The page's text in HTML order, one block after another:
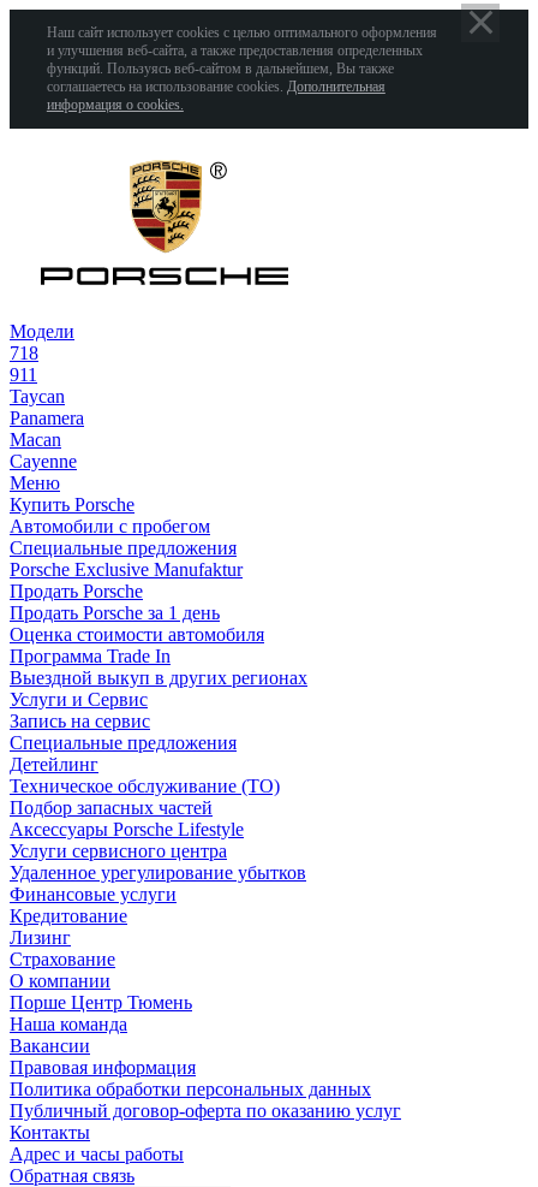
Наш сайт использует cookies с целью оптимального оформления
и улучшения веб-сайта, а также предоставления определенных
функций. Пользуясь веб-сайтом в дальнейшем, Вы также
соглашаетесь на использование cookies. Дополнительная
информация о cookies.
Модели
718
911
Taycan
Panamera
Macan
Cayenne
Меню
Купить Porsche
Автомобили с пробегом
Специальные предложения
Porsche Exclusive Manufaktur
Продать Porsche
Продать Porsche за 1 день
Оценка стоимости автомобиля
Программа Trade In
Выездной выкуп в других регионах
Услуги и Сервис
Запись на сервис
Специальные предложения
Детейлинг
Техническое обслуживание (ТО)
Подбор запасных частей
Аксессуары Porsche Lifestyle
Услуги сервисного центра
Удаленное урегулирование убытков
Финансовые услуги
Кредитование
Лизинг
Страхование
О компании
Порше Центр Тюмень
Наша команда
Вакансии
Правовая информация
Политика обработки персональных данных
Публичный договор-оферта по оказанию услуг
Контакты
Адрес и часы работы
Обратная связь